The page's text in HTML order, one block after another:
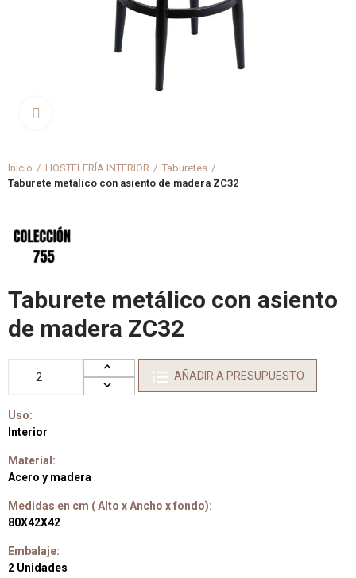
Inicio HOSTELERÍA INTERIOR
Taburetes
Taburete metálico con asiento de madera ZC32
Taburete metálico con asiento
de madera ZC32
AÑADIR A PRESUPUESTO
Uso:
Interior
Material:
Acero y madera
Medidas en cm ( Alto x Ancho x fondo):
80X42X42
Embalaje:
2 Unidades